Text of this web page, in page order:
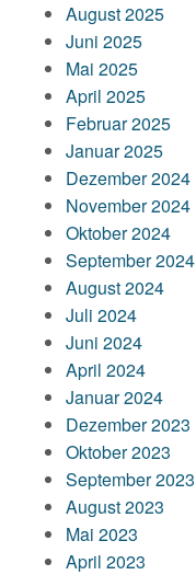
August 2025
Juni 2025
Mai 2025
April 2025
Februar 2025
Januar 2025
Dezember 2024
November 2024
Oktober 2024
September 2024
August 2024
Juli 2024
Juni 2024
April 2024
Januar 2024
Dezember 2023
Oktober 2023
September 2023
August 2023
Mai 2023
April 2023